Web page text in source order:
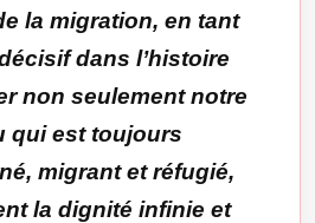
la migration, en tant
dans l’histoire
non seulement notre
qui est toujours
migrant et réfugié,
la dignité infinie et